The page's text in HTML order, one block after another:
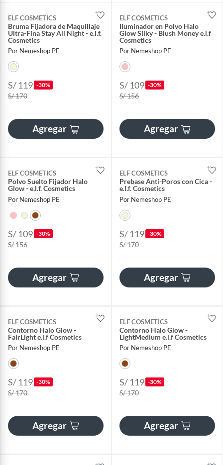
ELF COSMETICS
Bruma Fijadora de Maquillaje
Ultra-Fina Stay All Night - e.l.f.
Cosmetics
Por Nemeshop PE
S/ 119 -30%
S/ 170
Agregar
ELF COSMETICS
Iluminador en Polvo Halo
Glow Silky - Blush Money e.l.f
Cosmetics
Por Nemeshop PE
S/ 109 -30%
S/ 156
Agregar
ELF COSMETICS
Polvo Suelto Fijador Halo
Glow - e.l.f. Cosmetics
Por Nemeshop PE
S/ 109 -30%
S/ 156
Agregar
ELF COSMETICS
Prebase Anti-Poros con Cica -
e.l.f. Cosmetics
Por Nemeshop PE
S/ 119 -30%
S/ 170
Agregar
ELF COSMETICS
Contorno Halo Glow -
FairLight e.l.f Cosmetics
Por Nemeshop PE
S/ 119 -30%
S/ 170
Agregar
ELF COSMETICS
Contorno Halo Glow -
LightMedium e.l.f Cosmetics
Por Nemeshop PE
S/ 119 -30%
S/ 170
Agregar